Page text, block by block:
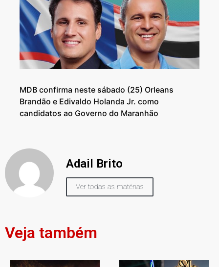
MDB confirma neste sábado (25) Orleans
Brandão e Edivaldo Holanda Jr. como
candidatos ao Governo do Maranhão
Adail Brito
Ver todas as matérias
Veja também